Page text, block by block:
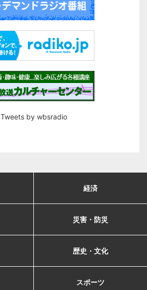
Tweets by wbsradio
経済
災害・防災
歴史・文化
スポーツ